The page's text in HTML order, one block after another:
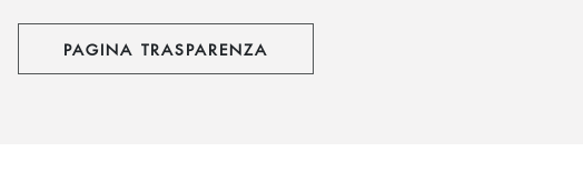
PAGINA TRASPARENZA